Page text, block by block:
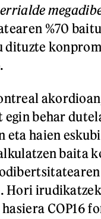
%70
dituzte
behar
eta haien
baita
COP16